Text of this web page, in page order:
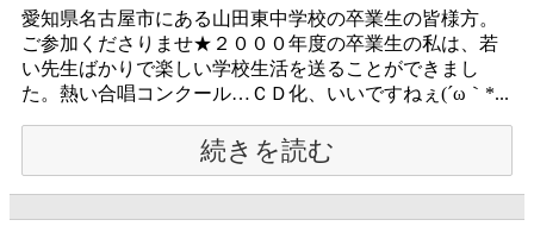
愛知県名古屋市にある山田東中学校の卒業生の皆様方。
ご参加くださりませ★２０００年度の卒業生の私は、若
い先生ばかりで楽しい学校生活を送ることができまし
た。熱い合唱コンクール…ＣＤ化、いいですねぇ(´ω｀*...
続きを読む